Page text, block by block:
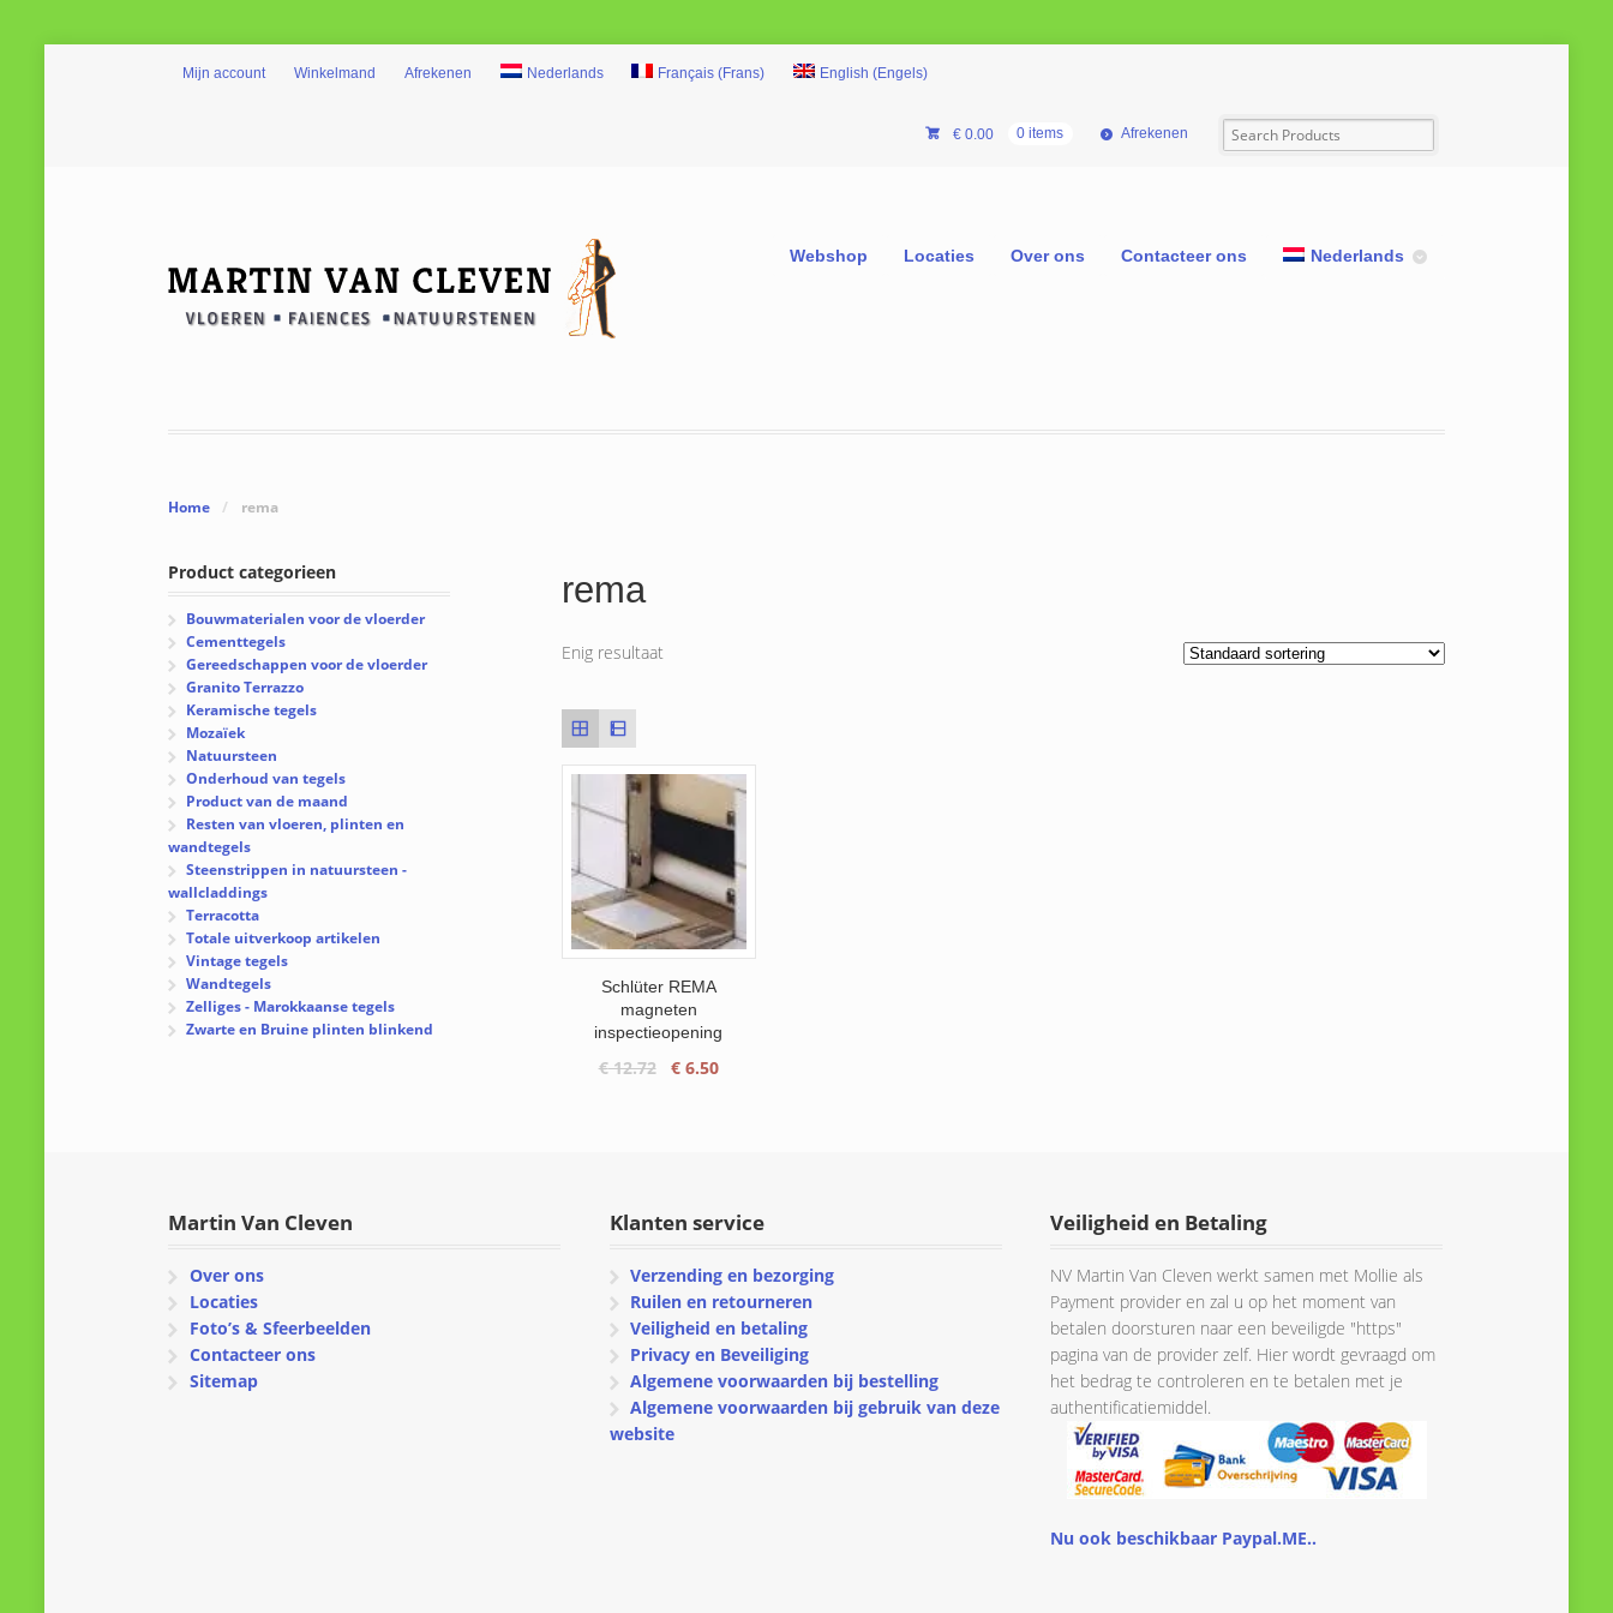
Mijn account Winkelmand Afrekenen Nederlands Français (Frans) English (Engels)
€0.00 0 items Afrekenen
Webshop Locaties Over ons Contacteer ons Nederlands
Home / rema
rema
Enig resultaat
Schlüter REMA
magneten
inspectieopening
€12.72
Oorspronkelijke
€ 6.50Huidige
Product categorieen
Bouwmaterialen voor de vloerder
Cementtegels
Gereedschappen voor de vloerder
Granito Terrazzo
Keramische tegels
Mozaïek
Natuursteen
Onderhoud van tegels
Product van de maand
Resten van vloeren, plinten en
wandtegels
Steenstrippen in natuursteen -
wallcladdings
Terracotta
Totale uitverkoop artikelen
Vintage tegels
Wandtegels
Zelliges - Marokkaanse tegels
Zwarte en Bruine plinten blinkend
Martin Van Cleven
Over ons
Locaties
Foto’s & Sfeerbeelden
Contacteer ons
Sitemap
Klanten service
Verzending en bezorging
Ruilen en retourneren
Veiligheid en betaling
Privacy en Beveiliging
Algemene voorwaarden bij bestelling
Algemene voorwaarden bij gebruik van deze
website
Veiligheid en Betaling
NV Martin Van Cleven werkt samen met Mollie als
Payment provider en zal u op het moment van
betalen doorsturen naar een beveiligde "https"
pagina van de provider zelf. Hier wordt gevraagd om
het bedrag te controleren en te betalen met je
authentificatiemiddel.
Nu ook beschikbaar Paypal.ME..